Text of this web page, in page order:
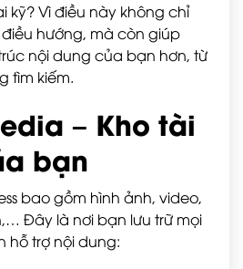
kỹ? Vì điều này không chỉ
hướng, mà còn giúp
nội dung của bạn hơn, từ
tìm kiếm.
– Kho tài
bạn
bao gồm hình ảnh, video,
Đây là nơi bạn lưu trữ mọi
hỗ trợ nội dung: